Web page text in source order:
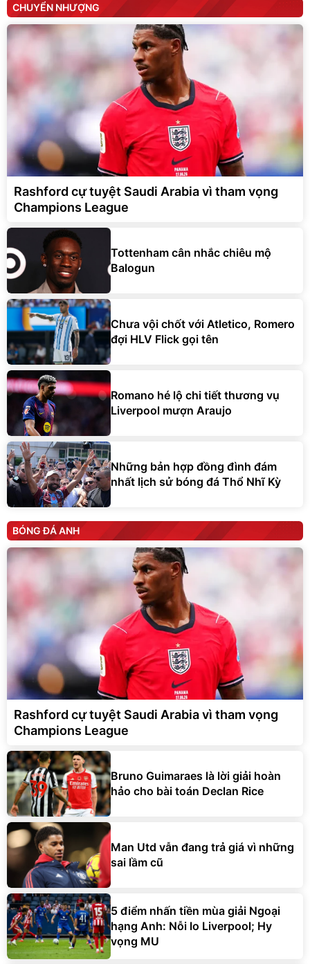
CHUYỂN NHƯỢNG
Rashford cự tuyệt Saudi Arabia vì tham vọng
Champions League
Tottenham cân nhắc chiêu mộ
Balogun
Chưa vội chốt với Atletico, Romero
đợi HLV Flick gọi tên
Romano hé lộ chi tiết thương vụ
Liverpool mượn Araujo
Những bản hợp đồng đình đám
nhất lịch sử bóng đá Thổ Nhĩ Kỳ
BÓNG ĐÁ ANH
Rashford cự tuyệt Saudi Arabia vì tham vọng
Champions League
Bruno Guimaraes là lời giải hoàn
hảo cho bài toán Declan Rice
Man Utd vẫn đang trả giá vì những
sai lầm cũ
5 điểm nhấn tiền mùa giải Ngoại
hạng Anh: Nỗi lo Liverpool; Hy
vọng MU